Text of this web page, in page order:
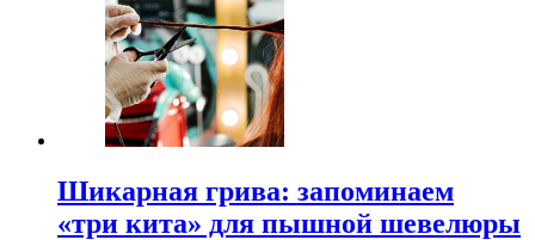
Шикарная грива: запоминаем
«три кита» для пышной шевелюры